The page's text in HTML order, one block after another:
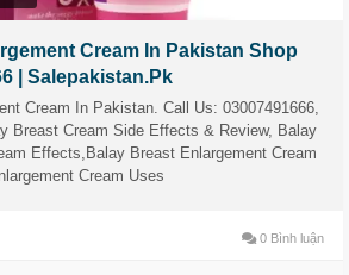
Cream In Pakistan Shop
| Salepakistan.Pk
Cream In Pakistan. Call Us: 03007491666,
Breast Cream Side Effects & Review, Balay
Effects,Balay Breast Enlargement Cream
Cream Uses
0 Bình luận